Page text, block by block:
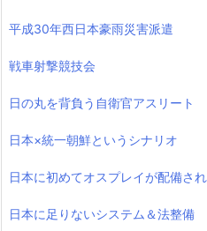
平成30年西日本豪雨災害派遣
戦車射撃競技会
日の丸を背負う自衛官アスリート
日本×統一朝鮮というシナリオ
日本に初めてオスプレイが配備さ
日本に足りないシステム＆法整備